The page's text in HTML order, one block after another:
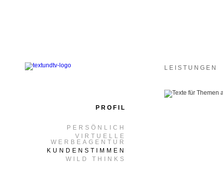
LEISTUNGEN
PROFIL
PERSÖNLICH
VIRTUELLE
WERBEAGENTUR
KUNDENSTIMMEN
WILD THINKS